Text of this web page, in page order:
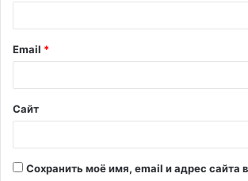
й
*
Email *
Сайт
Сохранить моё имя, email и адрес сайта